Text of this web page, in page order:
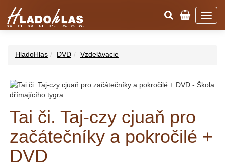
HladoHlas DVD Vzdelávacie
Tai či. Taj-czy cjuaň pro
začátečníky a pokročilé +
DVD